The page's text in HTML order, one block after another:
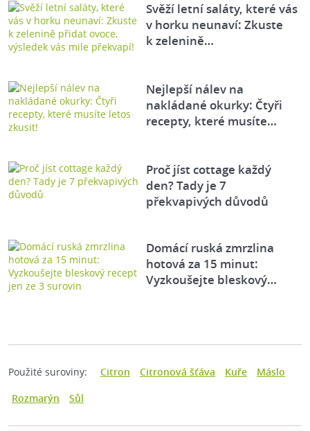
Svěží letní saláty, které vás
v horku neunaví: Zkuste
k zelenině…
Nejlepší nálev na
nakládané okurky: Čtyři
recepty, které musíte…
Proč jíst cottage každý
den? Tady je 7
překvapivých důvodů
Domácí ruská zmrzlina
hotová za 15 minut:
Vyzkoušejte bleskový…
Použité suroviny: Citron Citronová šťáva Kuře
Máslo
Rozmarýn
Sůl